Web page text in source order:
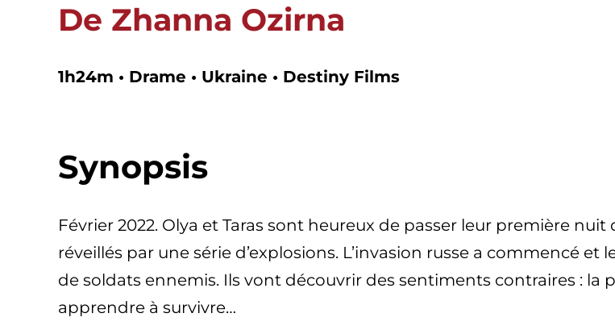
De Zhanna Ozirna
1h24m • Drame • Ukraine • Destiny Films
Synopsis
Février 2022. Olya et Taras sont heureux de passer leur première
réveillés par une série d’explosions. L’invasion russe a commencé
de soldats ennemis. Ils vont découvrir des sentiments contraires : la
apprendre à survivre…